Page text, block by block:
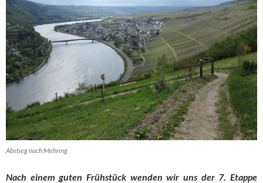
Abstieg nach Mehring
Nach einem guten Frühstück wenden wir uns der 7. Etappe